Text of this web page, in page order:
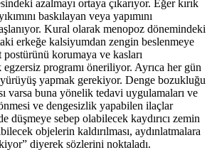
azalmayı ortaya çıkarıyor. Eğer kırık
baskılayan veya yapımını
Kural olarak menopoz dönemindeki
erkeğe kalsiyumdan zengin beslenmeye
korumaya ve kasları
programı öneriliyor. Ayrıca her gün
yapmak gerekiyor. Denge bozukluğu
varsa buna yönelik tedavi uygulamaları ve
ve dengesizlik yapabilen ilaçlar
düşmeye sebep olabilecek kaydırıcı zemin
objelerin kaldırılması, aydınlatmalara
diyerek sözlerini noktaladı.